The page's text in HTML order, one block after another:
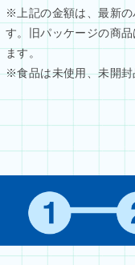
※上記の金額は、最新
す。旧パッケージの商
ます。
※食品は未使用、未開